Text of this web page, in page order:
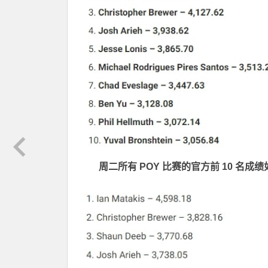
周二所有 POY 比赛的官方前 10 名成绩